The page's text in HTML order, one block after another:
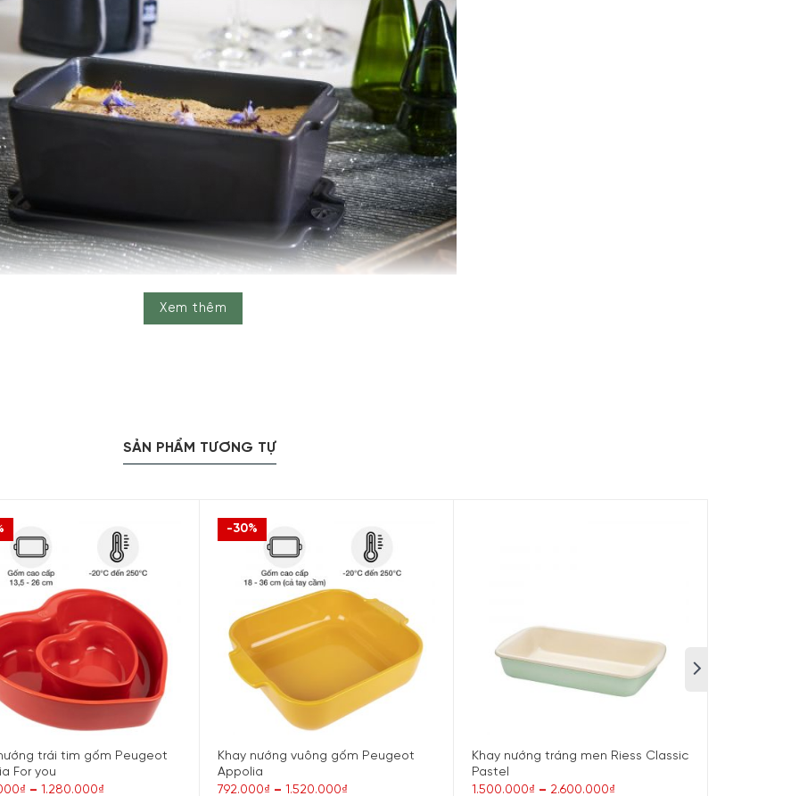
(chì, cadmium và niken)
Xem thêm
SẢN PHẨM TƯƠNG TỰ
trái tim gốm Peugeot
For you
– 1.280.000₫
-30%
Khay nướng vuông gốm Peugeot
Appolia
792.000₫ –1.520.000₫
Khay nướng tráng men Riess Classic
Pastel
1.500.000₫ – 2.600.000₫